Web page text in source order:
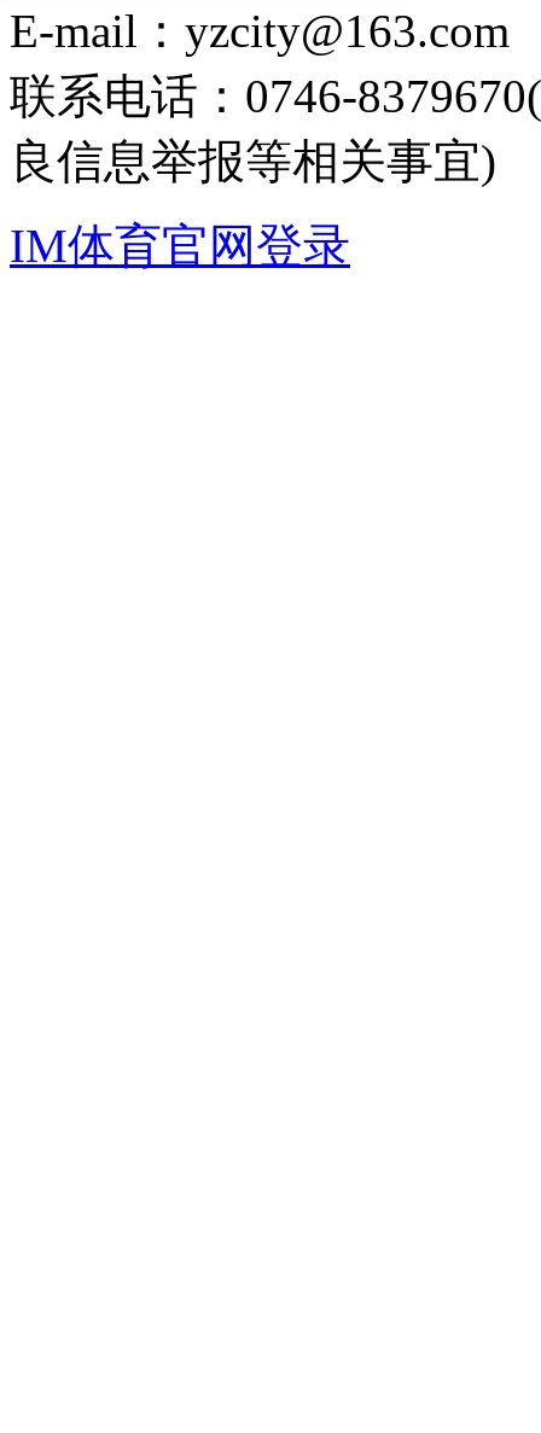
E-mail：yzcity@163.com
联系电话：0746-
良信息举报等相关事宜)
IM体育官网登录